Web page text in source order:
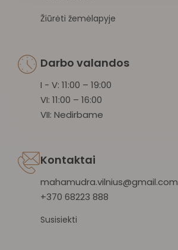
Žiūrėti žemėlapyje
Darbo valandos
I - V: 11:00 – 19:00
VI: 11:00 – 16:00
VII: Nedirbame
Kontaktai
mahamudra.vilnius@gmail.com
+370 68223 888
Susisiekti